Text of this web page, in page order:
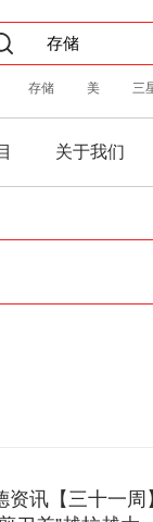
存储 美 三
关于我们
资讯【三十一周